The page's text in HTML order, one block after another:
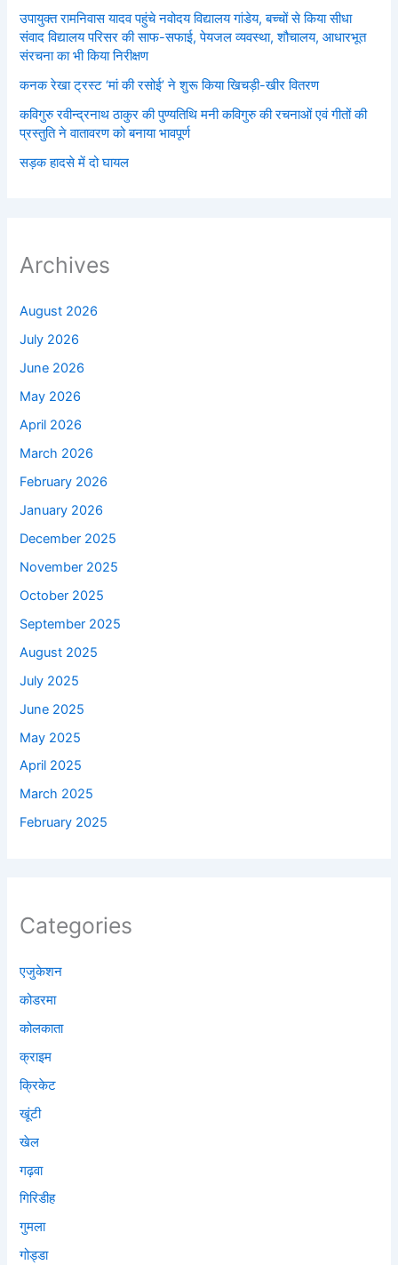
उपायुक्त रामनिवास यादव पहुंचे नवोदय विद्यालय गांडेय, बच्चों से किया सीधा
संवाद विद्यालय परिसर की साफ-सफाई, पेयजल व्यवस्था, शौचालय, आधारभूत
संरचना का भी किया निरीक्षण
कनक रेखा ट्रस्ट ‘मां की रसोई’ ने शुरू किया खिचड़ी-खीर वितरण
कविगुरु रवीन्द्रनाथ ठाकुर की पुण्यतिथि मनी कविगुरु की रचनाओं एवं गीतों की
प्रस्तुति ने वातावरण को बनाया भावपूर्ण
सड़क हादसे में दो घायल
Archives
August 2026
July 2026
June 2026
May 2026
April 2026
March 2026
February 2026
January 2026
December 2025
November 2025
October 2025
September 2025
August 2025
July 2025
June 2025
May 2025
April 2025
March 2025
February 2025
Categories
एजुकेशन
कोडरमा
कोलकाता
क्राइम
क्रिकेट
खूंटी
खेल
गढ़वा
गिरिडीह
गुमला
गोड्डा